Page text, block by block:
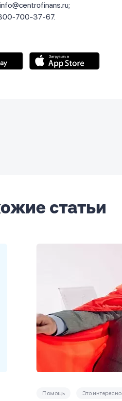
info@centrofinans.ru;
700-37-67.
статьи
Помощь Это интересно